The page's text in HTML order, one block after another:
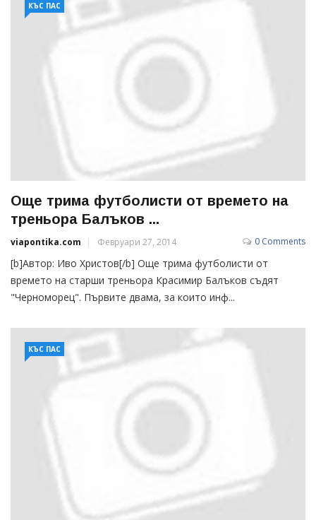
КЪС ПАС
Още трима футболисти от времето на
треньора Балъков ...
viapontika.com Февруари 27, 2014 0 Comments
[b]Автор: Иво Христов[/b] Още трима футболисти от
времето на старши треньора Красимир Балъков съдят
"Черноморец". Първите двама, за които инф...
КЪС ПАС